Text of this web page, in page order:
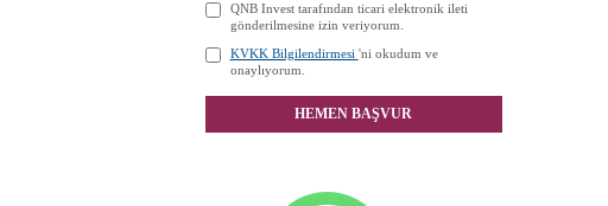
QNB Invest tarafından ticari elektronik ileti
gönderilmesine izin veriyorum.
KVKK Bilgilendirmesi 'ni okudum ve
onaylıyorum.
HEMEN BAŞVUR